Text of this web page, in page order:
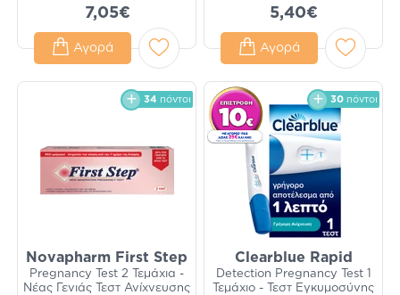
7,05€
Αγορά
5,40€
Αγορά
34 πόντοι
Novapharm First Step
Pregnancy Test 2 Τεμάχια -
Νέας Γενιάς Τεστ Ανίχνευσης
30 πόντοι
Clearblue Rapid
Detection Pregnancy Test 1
Τεμάχιο - Τεστ Εγκυμοσύνης